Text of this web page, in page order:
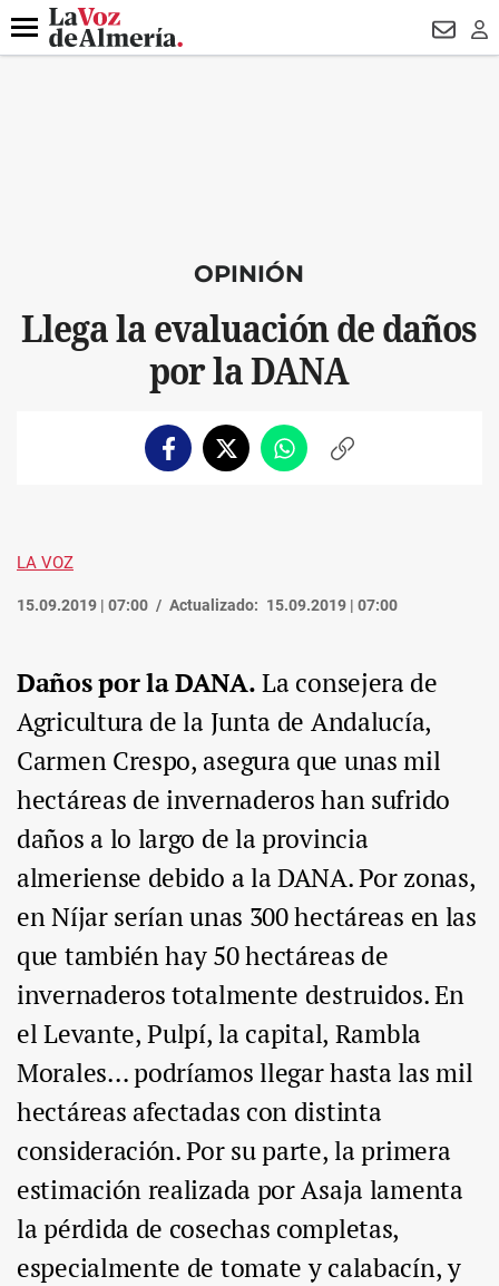
DESTACADO
Menú
OPINIÓN
Llega la evaluación de daños
por la DANA
FacebookTwitterWhatsappCopiar
LA VOZ
15.09.2019 | 07:00 Actualizado: 15.09.2019 | 07:00
Daños por la DANA.La consejera de
Agricultura de la Junta de Andalucía,
Carmen Crespo, asegura que unas mil
hectáreas de invernaderos han sufrido
daños a lo largo de la provincia
almeriense debido a la DANA. Por zonas,
en Níjar serían unas 300 hectáreas en las
que también hay 50 hectáreas de
invernaderos totalmente destruidos. En
el Levante, Pulpí, la capital, Rambla
Morales… podríamos llegar hasta las mil
hectáreas afectadas con distinta
consideración. Por su parte, la primera
estimación realizada por Asaja lamenta
la pérdida de cosechas completas,
especialmente de tomate y calabacín, y